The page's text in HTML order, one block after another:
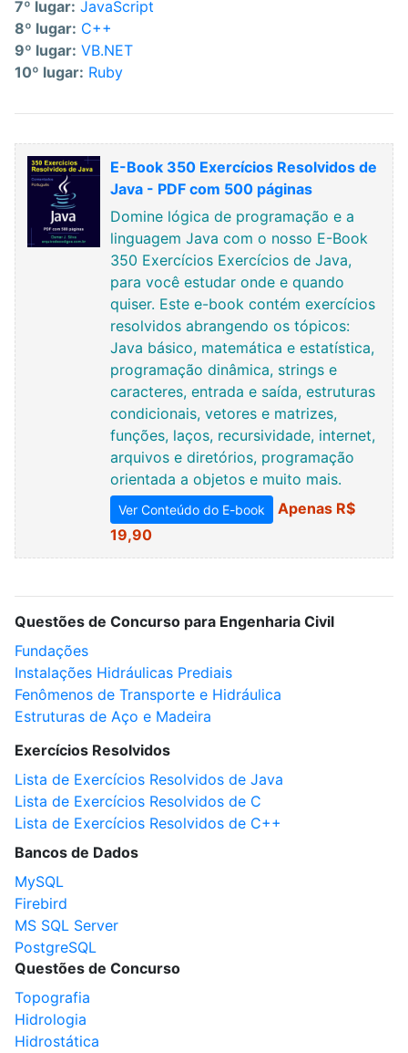
7º lugar: JavaScript
8º lugar: C++
9º lugar: VB.NET
10º lugar: Ruby
E-Book 350 Exercícios Resolvidos de
Java - PDF com 500 páginas
Domine lógica de programação e a
linguagem Java com o nosso E-Book
350 Exercícios Exercícios de Java,
para você estudar onde e quando
quiser. Este e-book contém exercícios
resolvidos abrangendo os tópicos:
Java básico, matemática e estatística,
programação dinâmica, strings e
caracteres, entrada e saída, estruturas
condicionais, vetores e matrizes,
funções, laços, recursividade, internet,
arquivos e diretórios, programação
orientada a objetos e muito mais.
Ver Conteúdo do E-book
Apenas R$
19,90
Questões de Concurso para Engenharia Civil
Fundações
Instalações Hidráulicas Prediais
Fenômenos de Transporte e Hidráulica
Estruturas de Aço e Madeira
Exercícios Resolvidos
Lista de Exercícios Resolvidos de Java
Lista de Exercícios Resolvidos de C
Lista de Exercícios Resolvidos de C++
Bancos de Dados
MySQL
Firebird
MS SQL Server
PostgreSQL
Questões de Concurso
Topografia
Hidrologia
Hidrostática